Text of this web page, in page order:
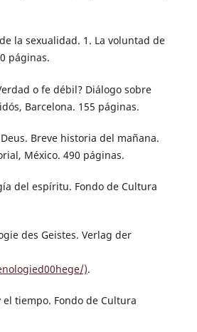
la sexualidad. 1. La voluntad de
páginas.
o fe débil? Diálogo sobre
Barcelona. 155 páginas.
Deus. Breve historia del mañana.
México. 490 páginas.
del espíritu. Fondo de Cultura
des Geistes. Verlag der
).
el tiempo. Fondo de Cultura